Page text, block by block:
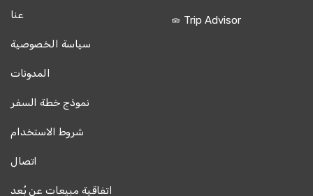
عنا
سياسة الخصوصية
المدونات
نموذج خطة السفر
شروط الاستخدام
اتصال
اتفاقية مبيعات عن بُعد
Trip Advisor